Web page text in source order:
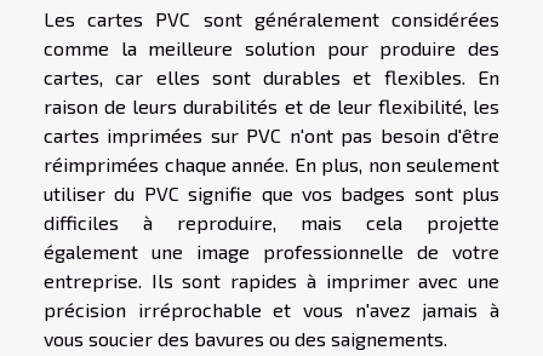
Les cartes PVC sont généralement considérées
comme la meilleure solution pour produire des
cartes, car elles sont durables et flexibles. En
raison de leurs durabilités et de leur flexibilité, les
cartes imprimées sur PVC n'ont pas besoin d'être
réimprimées chaque année. En plus, non seulement
utiliser du PVC signifie que vos badges sont plus
difficiles à reproduire, mais cela projette
également une image professionnelle de votre
entreprise. Ils sont rapides à imprimer avec une
précision irréprochable et vous n'avez jamais à
vous soucier des bavures ou des saignements.